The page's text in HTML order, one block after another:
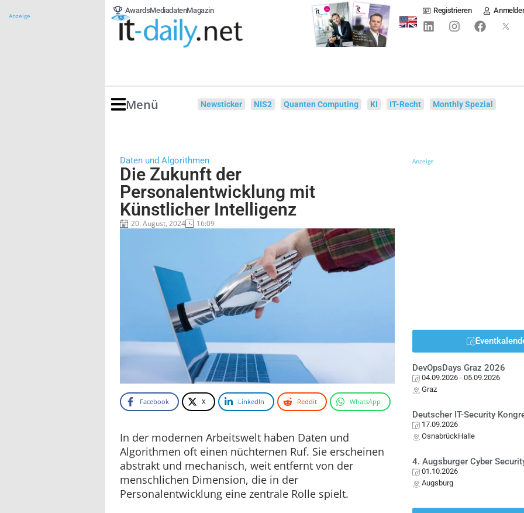
Anzeige
AwardsMediadatenMagazin Registrieren
Menü Newsticker NIS2 Quanten Computing KI IT-Recht Monthly Spezial
Daten und Algorithmen
Die Zukunft der
Personalentwicklung mit
Künstlicher Intelligenz
20. August, 2024 16:09
Facebook X LinkedIn Reddit WhatsApp
In der modernen Arbeitswelt haben Daten und
Algorithmen oft einen nüchternen Ruf. Sie erscheinen
abstrakt und mechanisch, weit entfernt von der
menschlichen Dimension, die in der
Personalentwicklung eine zentrale Rolle spielt.
Anzeige
DevOpsDays Graz 2026
04.09.2026 - 05.09.2026
Graz
Deutscher IT-Security
17.09.2026
OsnabrückHalle
4. Augsburger Cyber
01.10.2026
Augsburg